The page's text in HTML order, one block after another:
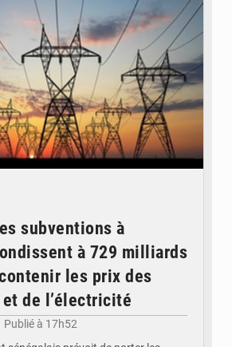
subventions à
à 729 milliards
les prix des
de l’électricité
Publié à 17h52